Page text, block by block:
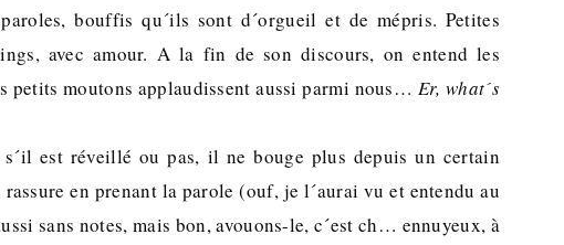
bouffis qu´ils sont d´orgueil et de mépris. Petites
avec amour. A la fin de son discours, on entend les
petits moutons applaudissent aussi parmi nous… Er, what´s
est réveillé ou pas, il ne bouge plus depuis un certain
en prenant la parole (ouf, je l´aurai vu et entendu au
sans notes, mais bon, avouons-le, c´est ch… ennuyeux, à